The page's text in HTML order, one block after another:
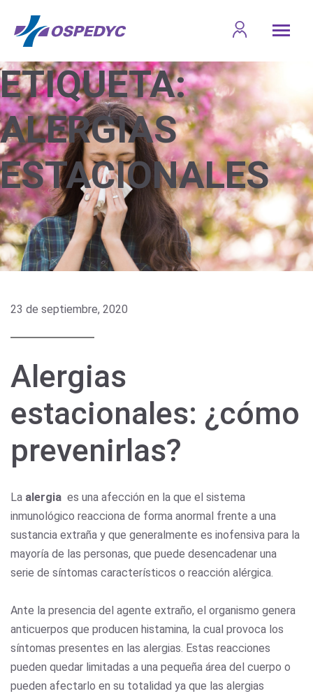
ETIQUETA:
ALERGIAS
ESTACIONALES
23 de septiembre, 2020
Alergias
estacionales: ¿cómo
prevenirlas?
La alergia es una afección en la que el sistema
inmunológico reacciona de forma anormal frente a una
sustancia extraña y que generalmente es inofensiva para la
mayoría de las personas, que puede desencadenar una
serie de síntomas característicos o reacción alérgica.
Ante la presencia del agente extraño, el organismo genera
anticuerpos que producen histamina, la cual provoca los
síntomas presentes en las alergias. Estas reacciones
pueden quedar limitadas a una pequeña área del cuerpo o
pueden afectarlo en su totalidad ya que las alergias